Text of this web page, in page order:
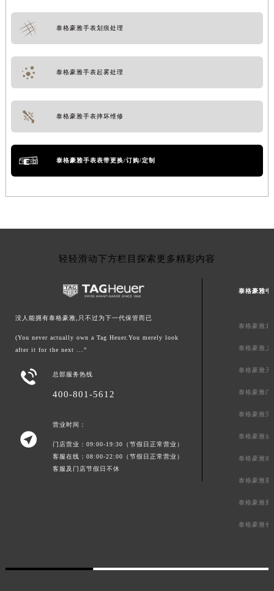
泰格豪雅手表划痕处理
泰格豪雅手表起雾处理
泰格豪雅手表摔坏维修
泰格豪雅手表表带更换/订购/定制
轻轻滑动下方栏目探索更多精彩内容
没人能拥有泰格豪雅,只不过为下一代保管而已
(You never actually own a Tag Heuer.You merely look
after it for the next ...”
 总部服务热线
400-801-5612

营业时间：
门店营业：09:00-19:30（节假日正常营业）
客服在线：08:00-22:00（节假日正常营业）
客服及门店节假日不休
泰格豪雅中
泰格豪雅北
泰格豪雅上
泰格豪雅天
泰格豪雅广
泰格豪雅深
泰格豪雅成
泰格豪雅南
泰格豪雅重
泰格豪雅郑
泰格豪雅长